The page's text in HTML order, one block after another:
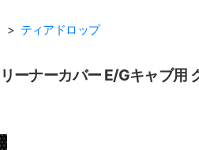
ティアドロップ
ーナーカバー E/Gキャブ用